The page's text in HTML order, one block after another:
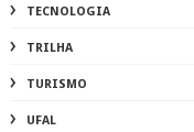
TECNOLOGIA
TRILHA
TURISMO
UFAL